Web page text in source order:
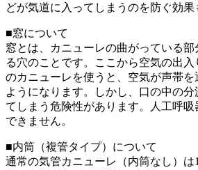
どが気道に入ってしまうのを防ぐ効果
■窓について
窓とは、カニューレの曲がっている
る穴のことです。ここから空気の出
のカニューレを使うと、空気が声帯
ようになります。しかし、口の中の
てしまう危険性があります。人工呼
できません。
■内筒（複管タイプ）について
通常の気管カニューレ（内筒なし）は